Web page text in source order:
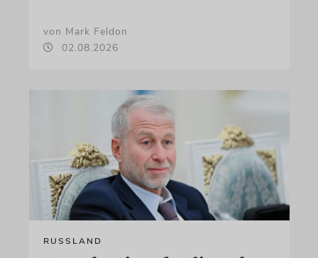
von Mark Feldon
02.08.2026
RUSSLAND